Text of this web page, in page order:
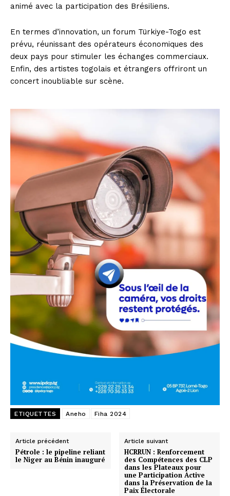
animé avec la participation des Brésiliens.
En termes d’innovation, un forum Türkiye-Togo est
prévu, réunissant des opérateurs économiques des
deux pays pour stimuler les échanges commerciaux.
Enfin, des artistes togolais et étrangers offriront un
concert inoubliable sur scène.
ETIQUETTES Aneho Fiha 2024
Article précédent
Pétrole : le pipeline reliant
le Niger au Bénin inauguré
Article suivant
HCRRUN : Renforcement
des Compétences des CLP
dans les Plateaux pour
une Participation Active
dans la Préservation de la
Paix Électorale